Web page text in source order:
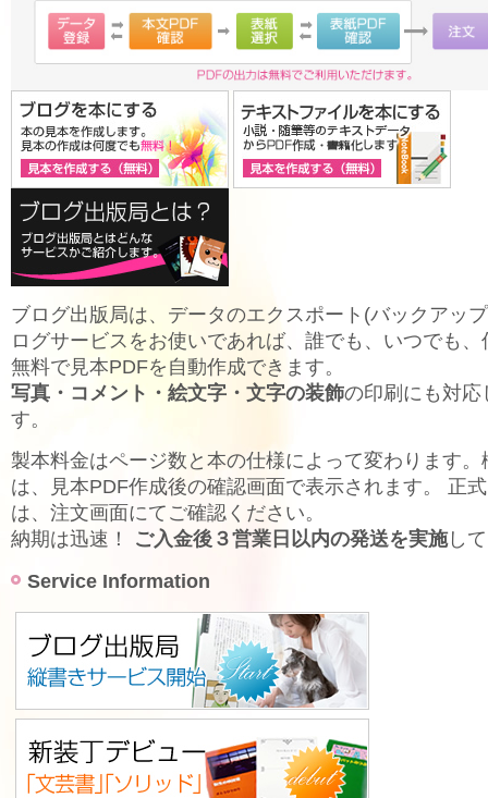
ブログ出版局は、データのエクスポート(バックアッ
ログサービスをお使いであれば、誰でも、いつでも、
無料で見本PDFを自動作成できます。
写真・コメント・絵文字・文字の装飾の印刷にも対応
す。
製本料金はページ数と本の仕様によって変わります。
は、見本PDF作成後の確認画面で表示されます。 正
は、注文画面にてご確認ください。
納期は迅速！ ご入金後３営業日以内の発送を実施し
Service Information